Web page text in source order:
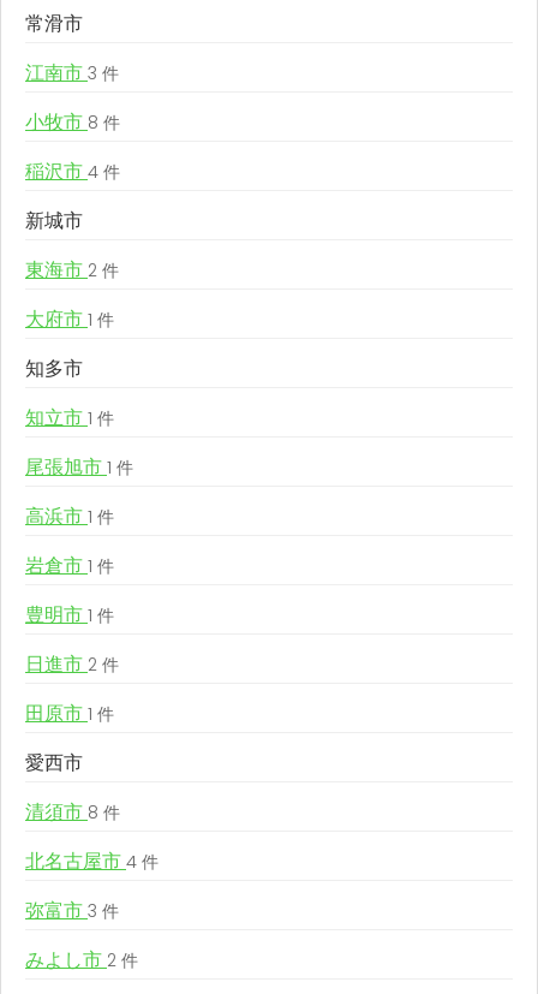
常滑市
江南市 3 件
小牧市 8 件
稲沢市 4 件
新城市
東海市 2 件
大府市 1 件
知多市
知立市 1 件
尾張旭市 1 件
高浜市 1 件
岩倉市 1 件
豊明市 1 件
日進市 2 件
田原市 1 件
愛西市
清須市 8 件
北名古屋市 4 件
弥富市 3 件
みよし市 2 件